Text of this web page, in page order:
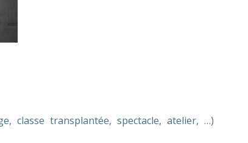
classe transplantée, spectacle, atelier, …)